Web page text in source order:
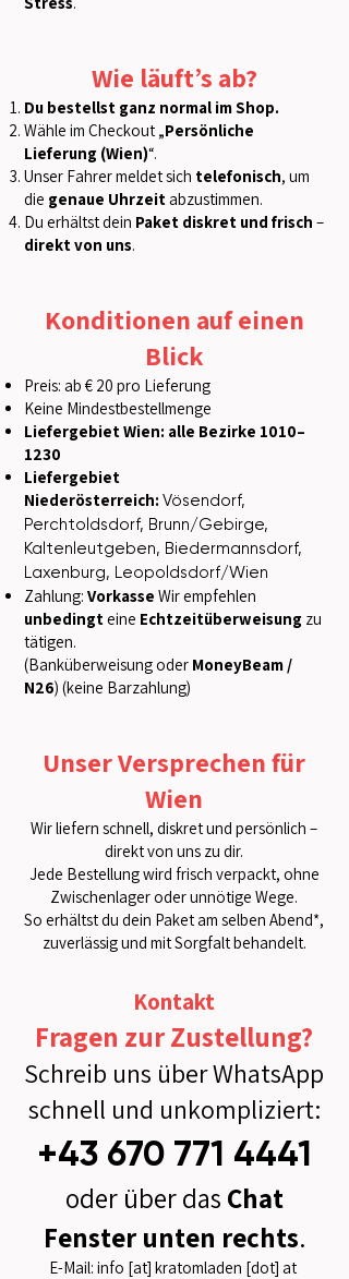
Wie läuft’s ab?
Du bestellst ganz normal im Shop.
Wähle im Checkout „Persönliche
Lieferung (Wien)“.
Unser Fahrer meldet sich telefonisch, um
die genaue Uhrzeit abzustimmen.
Du erhältst dein Paket diskret und frisch –
direkt von uns.
Konditionen auf einen
Blick
Preis: ab € 20 pro Lieferung
Keine Mindestbestellmenge
Liefergebiet Wien: alle Bezirke 1010–
1230
Liefergebiet
Niederösterreich: Vösendorf,
Perchtoldsdorf, Brunn/Gebirge,
Kaltenleutgeben, Biedermannsdorf,
Laxenburg, Leopoldsdorf/Wien
Zahlung: Vorkasse Wir empfehlen
unbedingt eine Echtzeitüberweisung zu
tätigen.
(Banküberweisung oder MoneyBeam /
N26) (keine Barzahlung)
Unser Versprechen für
Wien
Wir liefern schnell, diskret und persönlich –
direkt von uns zu dir.
Jede Bestellung wird frisch verpackt, ohne
Zwischenlager oder unnötige Wege.
So erhältst du dein Paket am selben Abend*,
zuverlässig und mit Sorgfalt behandelt.
Kontakt
Fragen zur Zustellung?
Schreib uns über WhatsApp
schnell und unkompliziert:
+43 670 771 4441
oder über das Chat
Fenster unten rechts.
E-Mail: info [at] kratomladen [dot] at